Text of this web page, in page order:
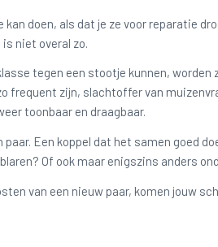
doen, als dat je ze voor reparatie
niet overal zo.
tegen een stootje kunnen, worden
frequent zijn, slachtoffer van
toonbaar en draagbaar.
Een koppel dat het samen goed
Of ook maar enigszins anders
van een nieuw paar, komen jouw